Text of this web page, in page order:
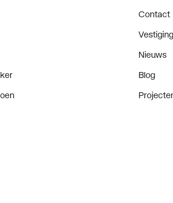
Contact
Nieuws
Blog